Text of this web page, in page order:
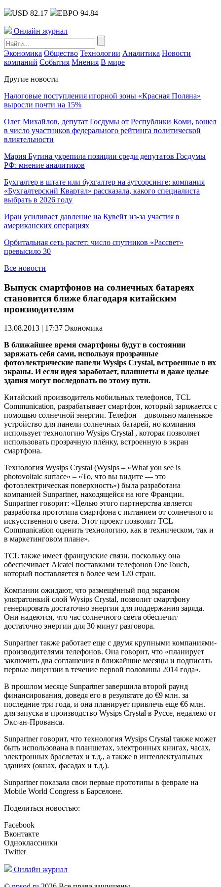
USD 82.17 ЕВРО 94.84
Онлайн журнал
Экономика Общество Технологии Аналитика Новости
компаний События Мнения В мире
Другие новости
Налоговые поступления игорной зоны «Красная Поляна»
выросли почти на 15%
Олег Михайлов, депутат Госдумы от Республики Коми, вошел
в число участников федерального рейтинга политической
влиятельности
Мария Бутина укрепила позиции среди депутатов Госдумы
РФ: мнение аналитиков
Бухгалтер в штате или бухгалтер на аутсорсинге: компания
«Бухгалтерский Квартал» рассказала, какого специалиста
выбрать в 2026 году
Иран усиливает давление на Кувейт из-за участия в
американских операциях
Орбитальная сеть растет: число спутников «Рассвет»
превысило 30
Все новости
Выпуск смартфонов на солнечных батареях
становится ближе благодаря китайским
производителям
13.08.2013 | 17:37 Экономика
В ближайшее время смартфоны будут в состоянии
заряжать себя сами, используя прозрачные
фотоэлектрические панели Wysips Crystal, встроенные в их
экраны. И если идея заработает, планшеты и даже целые
здания могут последовать по этому пути.
Китайский производитель мобильных телефонов, TCL
Communication, разрабатывает смартфон, который заряжается с
помощью солнечной энергии. Телефон – довольно маленькое
устройство для панели солнечных батарей, но компания
использует технологию Wysips Crystal , которая позволяет
использовать прозрачную плёнку, встроенную в экран
смартфона.
Технология Wysips Crystal (Wysips – «What you see is
photovoltaic surface» – «То, что вы видите — это
фотоэлектрическая поверхность») была разработана
компанией Sunpartner, находящейся на юге Франции.
Sunpartner говорит: «Целью этого партнерства является
разработка прототипа смартфона с питанием от солнечного и
искусственного света. Этот проект позволит TCL
Communication оценить технологию, как в техническом, так и
в маркетинговом плане».
TCL также имеет французские связи, поскольку она
обеспечивает Alcatel поставками телефонов OneTouch,
который поставляется в более чем 120 стран.
Компании ожидают, что размещённый под экраном
ультратонкий слой Wysips Crystal, позволит смартфону
генерировать достаточно энергии для поддержания заряда.
Они надеются, что час солнечного света обеспечит
достаточно энергии для 30 минут разговора.
Sunpartner также работает еще с двумя крупными компаниями-
производителями телефонов. Она говорит, что «планирует
заключить два соглашения в ближайшие месяцы и подписать
первые лицензии в течение первой половины 2014 года».
В прошлом месяце Sunpartner завершила второй раунд
финансирования, доведя его в результате до €9 млн. за
последние три года, и она планирует привлечь еще €6 млн.
для запуска в производство Wysips Crystal в Руссе, недалеко от
Экс-ан-Прованса.
Sunpartner говорит, что технология Wysips Crystal также может
быть использована в планшетах, электронных книгах, часах,
электронных браслетах и т.д., а также в интеллектуальных
зданиях (окнах, фасадах и т.д.).
Sunpartner показала свои первые прототипы в феврале на
Mobile World Congress в Барселоне.
Поделиться новостью:
Facebook
Вконтакте
Одноклассники
Twitter
Онлайн журнал